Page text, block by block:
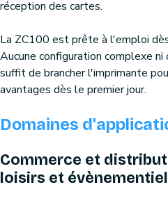
réception des cartes.
La ZC100 est prête à l'emploi
Aucune configuration complexe
suffit de brancher l'imprimante
avantages dès le premier jour.
Domaines
Commerce et
loisirs et évènementiel